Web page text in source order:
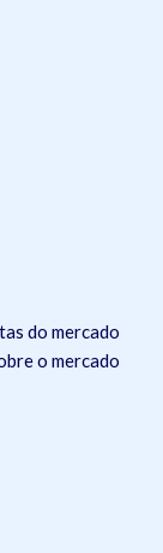
do mercado
o mercado